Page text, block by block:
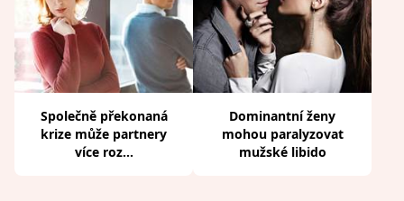
Společně překonaná
krize může partnery
více roz...
Dominantní ženy
mohou paralyzovat
mužské libido